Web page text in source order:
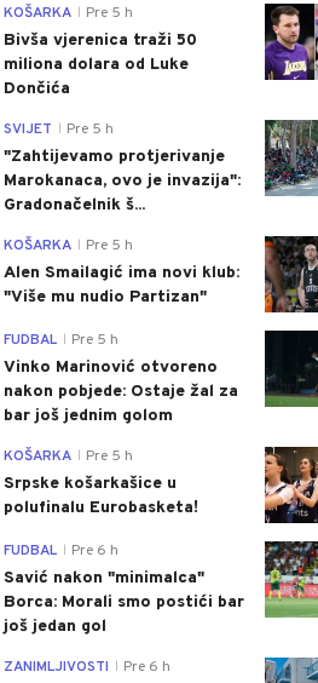
KOŠARKA Pre 5 h
Bivša vjerenica traži 50
miliona dolara od Luke
Dončića
SVIJET Pre 5 h
"Zahtijevamo protjerivanje
Marokanaca, ovo je invazija":
Gradonačelnik š...
KOŠARKA Pre 5 h
Alen Smailagić ima novi klub:
"Više mu nudio Partizan"
FUDBAL Pre 5 h
Vinko Marinović otvoreno
nakon pobjede: Ostaje žal za
bar još jednim golom
KOŠARKA Pre 5 h
Srpske košarkašice u
polufinalu Eurobasketa!
FUDBAL Pre 6 h
Savić nakon "minimalca"
Borca: Morali smo postići bar
još jedan gol
ZANIMLJIVOSTI Pre 6 h